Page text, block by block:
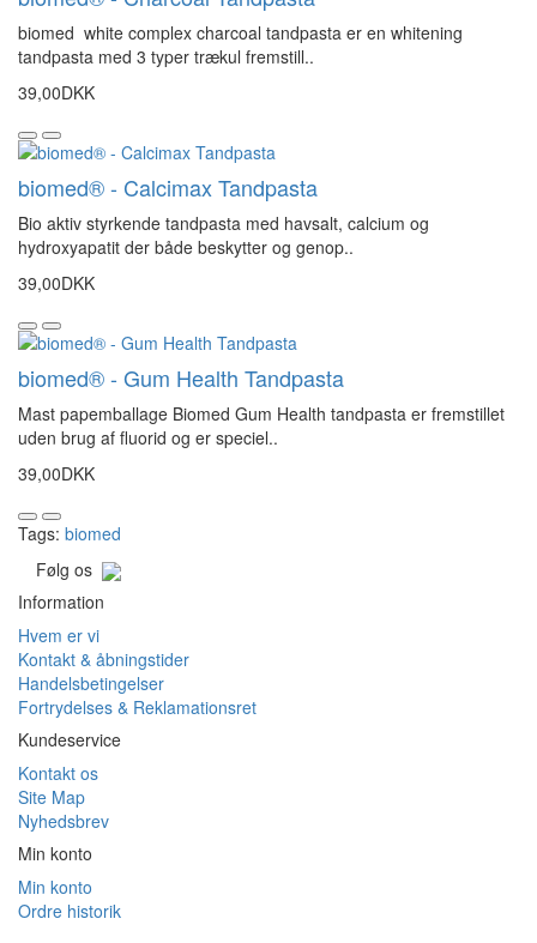
biomed white complex charcoal tandpasta er en whitening
tandpasta med 3 typer trækul fremstill..
39,00DKK
biomed® - Calcimax Tandpasta
Bio aktiv styrkende tandpasta med havsalt, calcium og
hydroxyapatit der både beskytter og genop..
39,00DKK
biomed® - Gum Health Tandpasta
Mast papemballage Biomed Gum Health tandpasta er fremstillet
uden brug af fluorid og er speciel..
39,00DKK
Tags: biomed
Følg os
Information
Hvem er vi
Kontakt & åbningstider
Handelsbetingelser
Fortrydelses & Reklamationsret
Kundeservice
Kontakt os
Site Map
Nyhedsbrev
Min konto
Min konto
Ordre historik